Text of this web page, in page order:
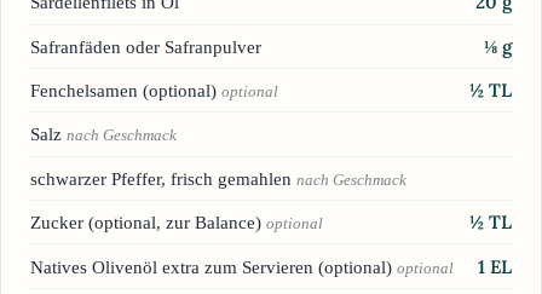
Safranfäden oder Safranpulver ⅛ g
Fenchelsamen (optional) optional ½ TL
Salz nach Geschmack
schwarzer Pfeffer, frisch gemahlen nach Geschmack
Zucker (optional, zur Balance) optional ½ TL
Natives Olivenöl extra zum Servieren (optional) optional 1 EL